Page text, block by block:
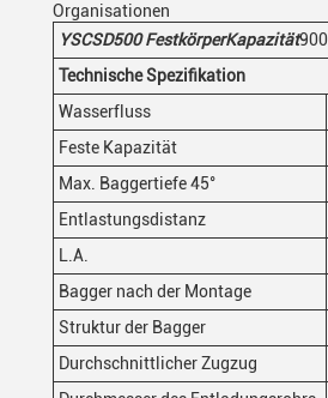
Organisationen
YSCSD500 FestkörperKapazität900
Technische Spezifikation
Wasserfluss
Feste Kapazität
Max. Baggertiefe 45°
Entlastungsdistanz
L.A.
Bagger nach der Montage
Struktur der Bagger
Durchschnittlicher Zugzug